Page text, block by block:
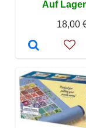
Auf
18,00